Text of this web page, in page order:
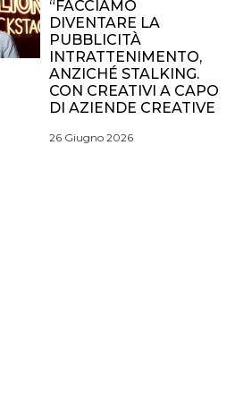
“FACCIAMO
DIVENTARE LA
PUBBLICITÀ
INTRATTENIMENTO,
ANZICHÉ STALKING.
CON CREATIVI A CAPO
DI AZIENDE CREATIVE
26 Giugno 2026